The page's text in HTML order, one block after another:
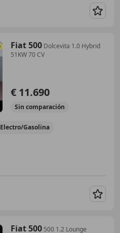
Fiat 500 Dolcevita 1.0 Hybrid
51KW 70 CV
€ 11.690
Sin comparación
Electro/Gasolina
Fiat 500 500 1.2 Lounge